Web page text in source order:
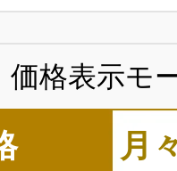
価格表示モ
月